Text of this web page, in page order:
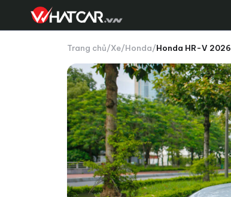
Trang chủ/Xe/Honda/Honda HR-V 2026